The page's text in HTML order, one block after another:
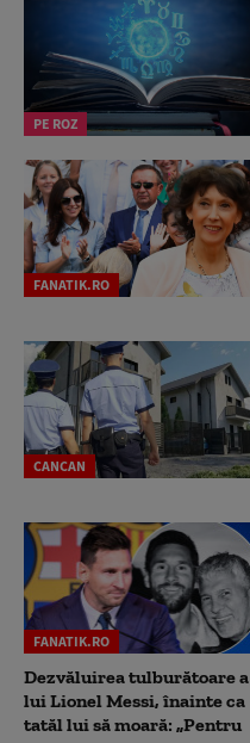
PE ROZ
FANATIK.RO
CANCAN
FANATIK.RO
Dezvăluirea tulburătoare a
lui Lionel Messi, înainte ca
tatăl lui să moară: „Pentru